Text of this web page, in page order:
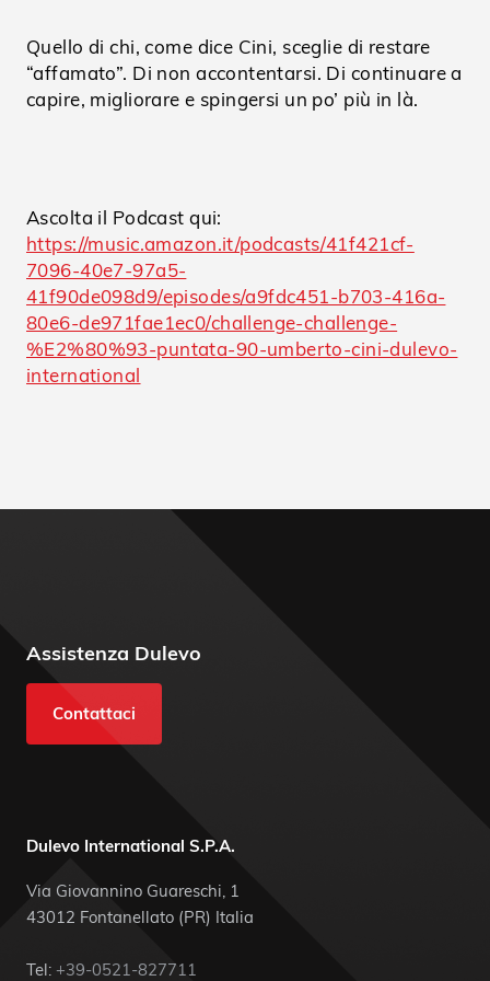
Quello di chi, come dice Cini, sceglie di restare
“affamato”. Di non accontentarsi. Di continuare a
capire, migliorare e spingersi un po’ più in là.
Ascolta il Podcast qui:
https://music.amazon.it/podcasts/41f421cf-
7096-40e7-97a5-
41f90de098d9/episodes/a9fdc451-b703-416a-
80e6-de971fae1ec0/challenge-challenge-
%E2%80%93-puntata-90-umberto-cini-dulevo-
international
Assistenza Dulevo
Contattaci
Dulevo International S.P.A.
Via Giovannino Guareschi, 1
43012 Fontanellato (PR) Italia
Tel: +39-0521-827711